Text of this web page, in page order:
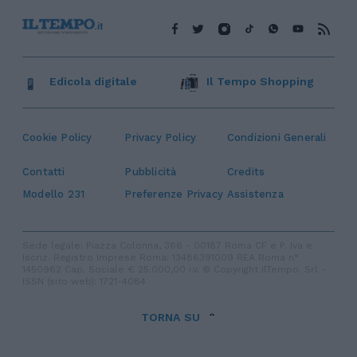
Cookie Policy Privacy Policy Condizioni Generali
Contatti Pubblicità
Credits
Modello 231
Preferenze Privacy Assistenza
Edicola digitale Il Tempo Shopping
TORNA SU